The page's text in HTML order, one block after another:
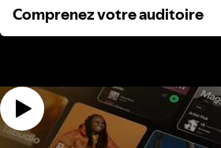
Comprenez votre auditoire
Comprenez votre auditoire